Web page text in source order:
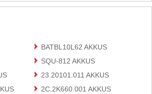
BATBL10L62 AKKUS
SQU-812 AKKUS
23.20101.011 AKKUS
2C.2K660.001 AKKUS